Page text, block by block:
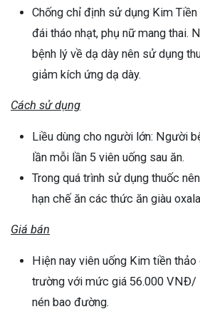
Chống chỉ định sử dụng Kim Tiền
đái tháo nhạt, phụ nữ mang thai.
bệnh lý về dạ dày nên sử dụng
giảm kích ứng dạ dày.
Cách sử dụng
Liều dùng cho người lớn: Người
lần mỗi lần 5 viên uống sau ăn.
Trong quá trình sử dụng thuốc
hạn chế ăn các thức ăn giàu
Giá bán
Hiện nay viên uống Kim tiền
trường với mức giá 56.000 VNĐ/
nén bao đường.